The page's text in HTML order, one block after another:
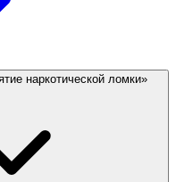
наркотической ломки»